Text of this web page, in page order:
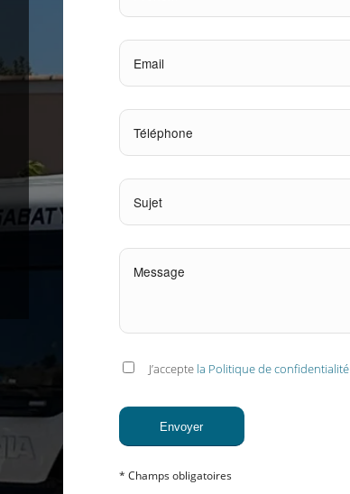
J’accepte la Politique de confidentialité
* Champs obligatoires